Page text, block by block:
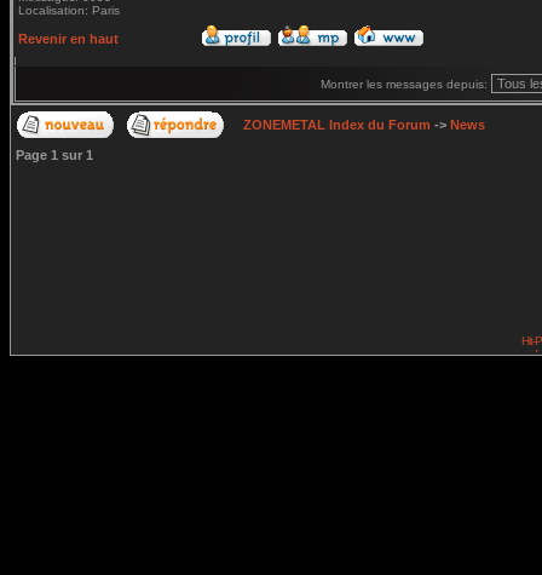
Localisation: Paris
Revenir en haut
Montrer les messages depuis:
ZONEMETAL Index du Forum -> News
Page 1 sur 1